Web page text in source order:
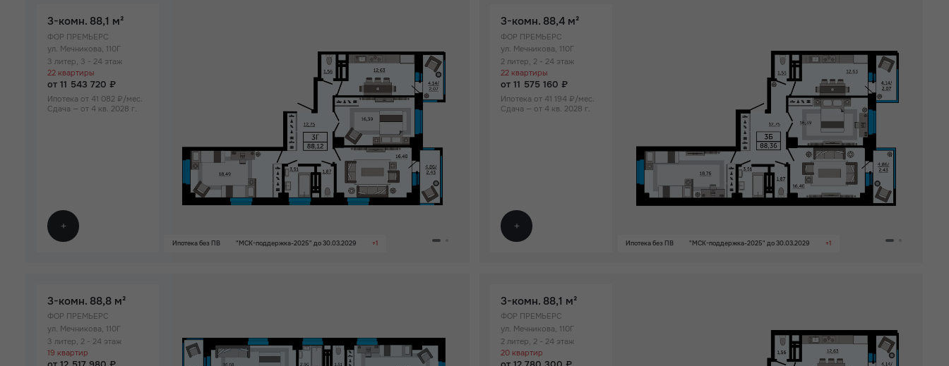
3-комн. 88,1 м²
ФОР ПРЕМЬЕРС
ул. Мечникова, 110Г
3 литер, 3 - 24 этаж
22 квартиры
от 11 543 720 ₽
Ипотека от 41 082 ₽/мес.
Сдача — от 4 кв. 2028 г.
Ипотека без ПВ "МСК-поддержка-2025" до 30.03.2029 +1
3-комн. 88,4 м²
ФОР ПРЕМЬЕРС
ул. Мечникова, 110Г
2 литер, 2 - 24 этаж
22 квартиры
от 11 575 160 ₽
Ипотека от 41 194 ₽/мес.
Сдача — от 4 кв. 2028 г.
Ипотека без ПВ "МСК-поддержка-2025" до 30.03.2029 +1
3-комн. 88,8 м²
ФОР ПРЕМЬЕРС
ул. Мечникова, 110Г
3 литер, 2 - 24 этаж
19 квартир
3-комн. 88,1 м²
ФОР ПРЕМЬЕРС
ул. Мечникова, 110Г
2 литер, 2 - 24 этаж
20 квартир